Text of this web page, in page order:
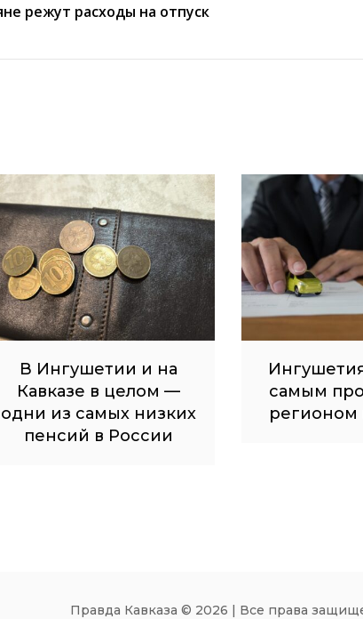
режут расходы на отпуск
В Ингушетии и на
Кавказе в целом —
одни из самых низких
пенсий в России
самым
Правда Кавказа © 2026 | Все права